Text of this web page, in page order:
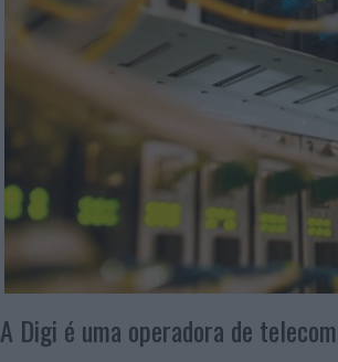
A Digi é uma operadora de